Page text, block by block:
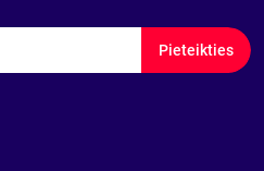
Pieteikties